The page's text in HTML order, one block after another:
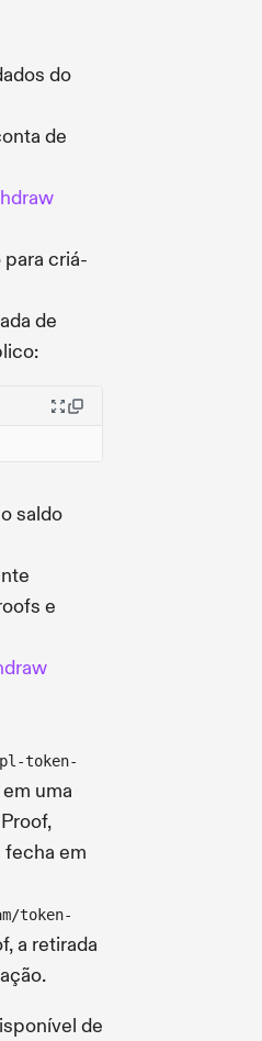
do
de
criá-
de
saldo
e
token-
uma
fecha em
token-
a retirada
de